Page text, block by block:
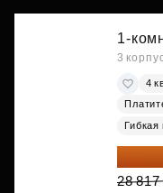
1-
3
4
Гибкая
27
28